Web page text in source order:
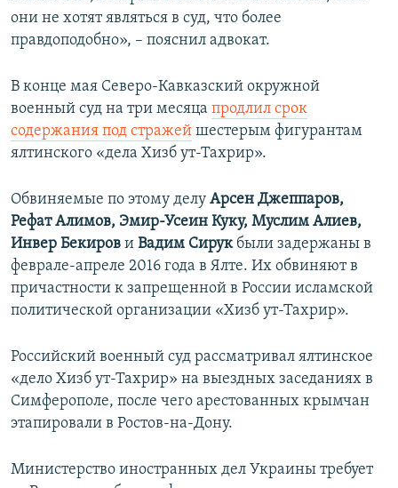
они не хотят являться в суд, что более
правдоподобно», – пояснил адвокат.
В конце мая Северо-Кавказский окружной
военный суд на три месяца продлил срок
содержания под стражей шестерым фигурантам
ялтинского «дела Хизб ут-Тахрир».
Обвиняемые по этому делу Арсен Джеппаров,
Рефат Алимов, Эмир-Усеин Куку, Муслим Алиев,
Инвер Бекиров и Вадим Сирукбыли задержаны в
феврале-апреле 2016 года в Ялте. Их обвиняют в
причастности к запрещенной в России исламской
политической организации «Хизб ут-Тахрир».
Российский военный суд рассматривал ялтинское
«дело Хизб ут-Тахрир» на выездных заседаниях в
Симферополе, после чего арестованных крымчан
этапировали в Ростов-на-Дону.
Министерство иностранных дел Украины требует